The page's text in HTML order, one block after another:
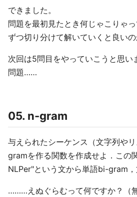
できました。
問題を最初見たとき何じゃこりゃ
ずつ切り分けて解いていくと良いの
次回は5問目をやっていこうと思い
問題……
05. n-gram
与えられたシーケンス（文字列や
gramを作る関数を作成せよ．この
NLPer"という文から単語bi-gram
………えぬぐらむって何ですか？（